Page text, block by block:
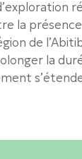
la présence
de
la